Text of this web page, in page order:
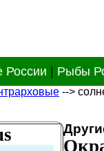
Рыбы
-->